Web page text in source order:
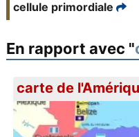
cellule primordiale
En rapport avec "
carte de